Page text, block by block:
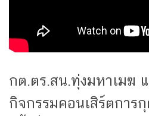
กต.ตร.สน.ทุ่งมหาเมฆ
กิจกรรมคอนเสิร์ตการ